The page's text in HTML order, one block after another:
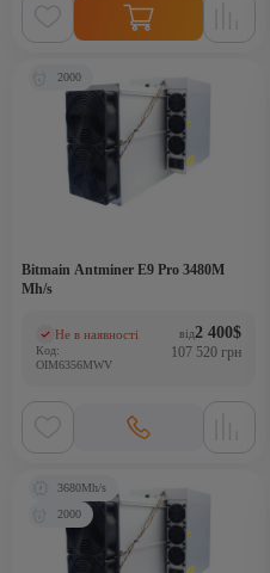
Bitmain Antminer E9 Pro 3480M
Mh/s
2000
Не в наявності
(0)
Код:
OIM6356MWV
від2 400$
107 520 грн
3680Mh/s
2000